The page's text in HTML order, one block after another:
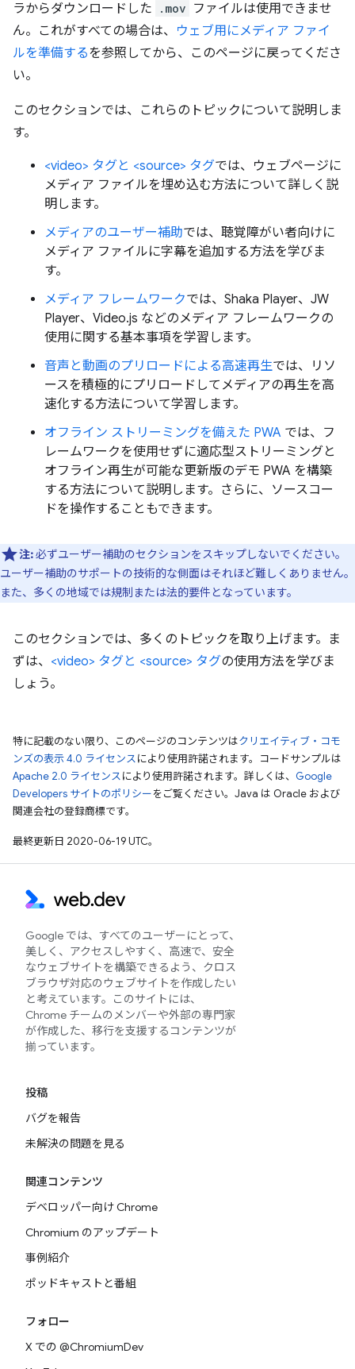
ラからダウンロードした
.mov ファイルは使用できませ
ん。これがすべての場合は、 ウェブ用にメディア ファイ
ルを準備するを参照してから、このページに戻ってくださ
い。
このセクションでは、これらのトピックについて説明しま
す。
<video> タグと <source> タグでは、ウェブページに
メディア ファイルを埋め込む方法について詳しく説
明します。
メディアのユーザー補助では、聴覚障がい者向けに
メディア ファイルに字幕を追加する方法を学びま
す。
メディア フレームワークでは、Shaka Player、JW
Player、Video.js などのメディア フレームワークの
使用に関する基本事項を学習します。
音声と動画のプリロードによる高速再生では、リソ
ースを積極的にプリロードしてメディアの再生を高
速化する方法について学習します。
オフライン ストリーミングを備えた PWA では、フ
レームワークを使用せずに適応型ストリーミングと
オフライン再生が可能な更新版のデモ PWA を構築
する方法について説明します。さらに、ソースコー
ドを操作することもできます。
注:必ずユーザー補助のセクションをスキップしないでください。
ユーザー補助のサポートの技術的な側面はそれほど難しくありません。
また、多くの地域では規制または法的要件となっています。
このセクションでは、多くのトピックを取り上げます。ま
ずは、 <video> タグと <source> タグの使用方法を学びま
しょう。
特に記載のない限り、このページのコンテンツはクリエイティブ・コモ
ンズの表示 4.0 ライセンスにより使用許諾されます。コードサンプルは
Apache 2.0 ライセンスにより使用許諾されます。詳しくは、 Google
Developers サイトのポリシーをご覧ください。Java は Oracle および
関連会社の登録商標です。
最終更新日 2020-06-19 UTC。
Google では、すべてのユーザーにとって、
美しく、アクセスしやすく、高速で、安全
なウェブサイトを構築できるよう、クロス
ブラウザ対応のウェブサイトを作成したい
と考えています。このサイトには、
Chrome チームのメンバーや外部の専門家
が作成した、移行を支援するコンテンツが
揃っています。
投稿
バグを報告
未解決の問題を見る
関連コンテンツ
デベロッパー向け Chrome
Chromium のアップデート
事例紹介
ポッドキャストと番組
フォロー
X での @ChromiumDev